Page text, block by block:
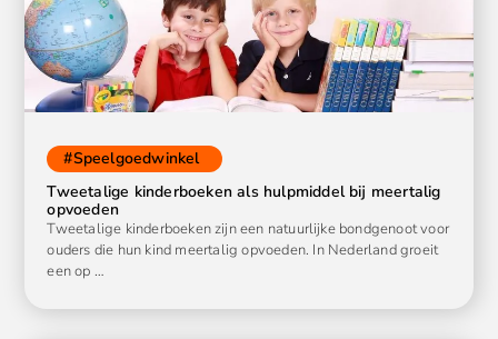
#Speelgoedwinkel
Tweetalige kinderboeken als hulpmiddel bij meertalig
opvoeden
Tweetalige kinderboeken zijn een natuurlijke bondgenoot voor
ouders die hun kind meertalig opvoeden. In Nederland groeit
een op …